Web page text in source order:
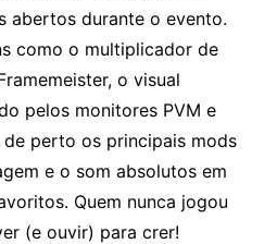
abertos durante o evento.
como o multiplicador de
o visual
pelos monitores PVM e
perto os principais mods
e o som absolutos em
Quem nunca jogou
(e ouvir) para crer!